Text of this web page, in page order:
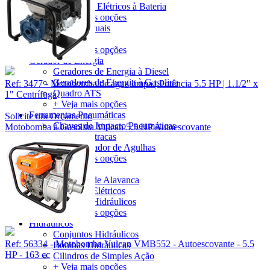
Cortadores Elétricos à Bateria
+ Veja mais opções
Ferramentas Manuais
Soquetes
+ Veja mais opções
Gerador de Energia
Geradores de Energia à Diesel
Geradores de Energia à Gasolina
Quadro ATS
+ Veja mais opções
Ferramentas Pneumáticas
Chaves de Impacto Pneumáticas
Chaves Catracas
Desincrustador de Agulhas
+ Veja mais opções
Guinchos
Guinchos de Alavanca
Guinchos Elétricos
Guinchos Hidráulicos
+ Veja mais opções
Hidráulicos
Conjuntos Hidráulicos
Bombas Hidráulicas
Cilindros de Simples Ação
+ Veja mais opções
Ref: 3477 - Motobomba de água limpa | Potência 5.5 HP | 1.1/2" x
1" Centrífuga
Solicite um Orçamento
Motobomba à Gasolina Vulcan 5.5 HP Autoescovante
Ref: 56334 - Motobomba Vulcan VMB552 - Autoescovante - 5.5
HP - 163 cc